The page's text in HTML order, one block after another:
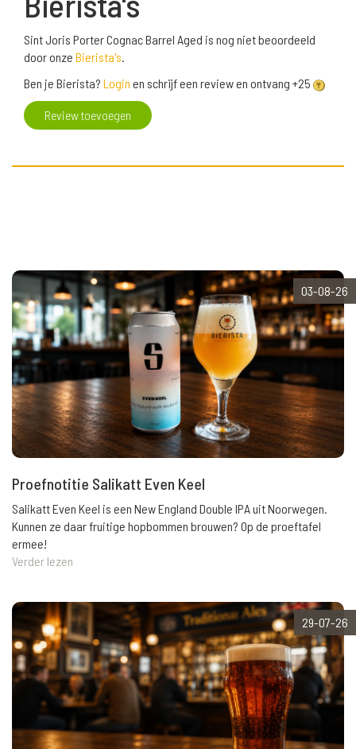
Sint Joris Porter Cognac Barrel Aged is nog niet beoordeeld
door onze Bierista's.
Ben je Bierista? Login en schrijf een review en ontvang +25
Review toevoegen
03-08-26
Proefnotitie Salikatt Even Keel
Salikatt Even Keel is een New England Double IPA uit Noorwegen.
Kunnen ze daar fruitige hopbommen brouwen? Op de proeftafel
ermee!
Verder lezen
29-07-26